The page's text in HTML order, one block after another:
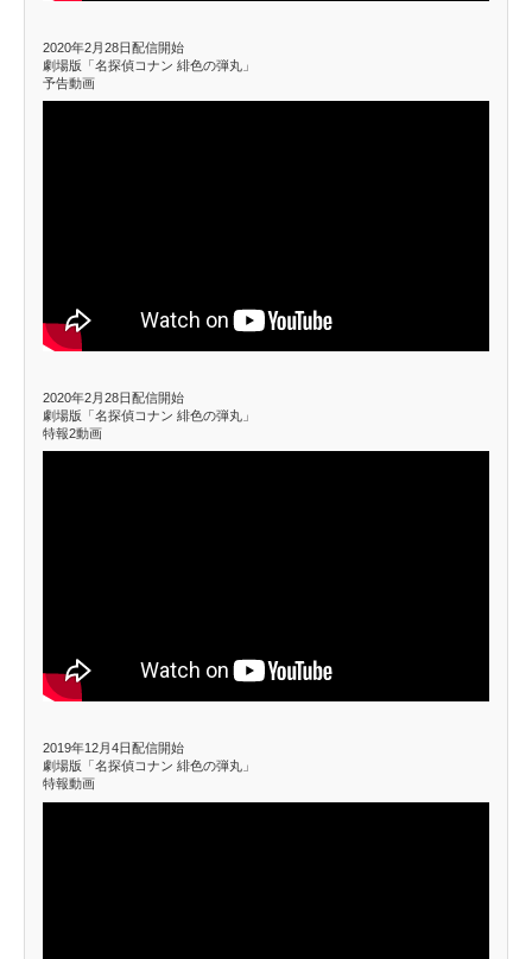
2020年2月28日配信開始
劇場版「名探偵コナン 緋色の弾丸」
予告動画
2020年2月28日配信開始
劇場版「名探偵コナン 緋色の弾丸」
特報2動画
2019年12月4日配信開始
劇場版「名探偵コナン 緋色の弾丸」
特報動画